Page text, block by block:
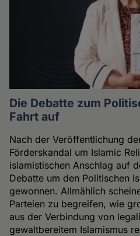
Die Debatte zum
Fahrt auf
Nach der Veröffentlichung
Förderskandal um Islamic
islamistischen Anschlag auf
Debatte um den Politischen
gewonnen. Allmählich
Parteien zu begreifen, wie
aus der Verbindung von
gewaltbereitem Islamismus